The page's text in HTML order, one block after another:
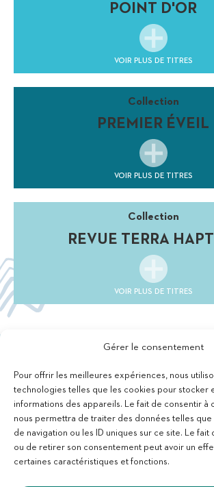
Gérer le consentement
Pour offrir les meilleures expériences, nous
technologies telles que les cookies pour stocker
informations des appareils. Le fait de consentir à
nous permettra de traiter des données telles
de navigation ou les ID uniques sur ce site. Le fait
ou de retirer son consentement peut avoir un
certaines caractéristiques et fonctions.
POINT D'OR
VOIR PLUS DE TITRES
Collection
PREMIER ÉVEIL
VOIR PLUS DE TITRES
Collection
REVUE TERRA
VOIR PLUS DE TITRES
11 bis Rue des Novalles
21240 Talant - France
+33 (0)3 80 59 22 88
Membre de la Fédération des Aveugles de France
Membre du collectif Les Éditeurs Atypiques